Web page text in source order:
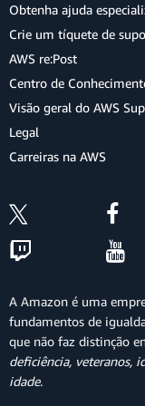
Obtenha ajuda
Crie um tíquete de
AWS re:Post
Centro de
Visão geral do AWS
Legal
Carreiras na AWS
A Amazon é uma
fundamentos de
que não faz distinção
deficiência, veteranos,
idade.